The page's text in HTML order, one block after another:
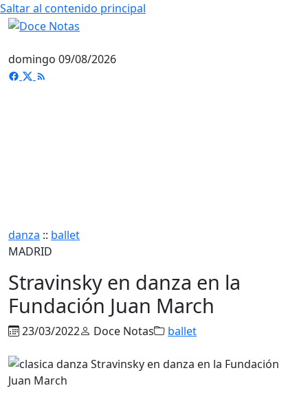
Saltar al contenido principal
domingo 09/08/2026
danza :: ballet
MADRID
Stravinsky en danza en la
Fundación Juan March
23/03/2022 Doce Notas ballet